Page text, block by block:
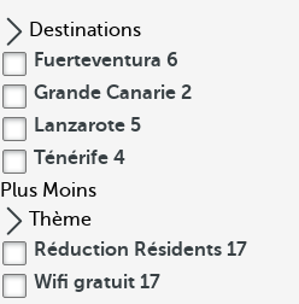
Destinations
Fuerteventura 6
Grande Canarie 2
Lanzarote 5
Ténérife 4
Plus Moins
Thème
Réduction Résidents 17
Wifi gratuit 17